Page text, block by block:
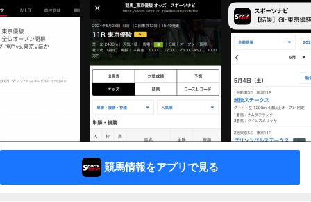
競馬情報をアプリで見る